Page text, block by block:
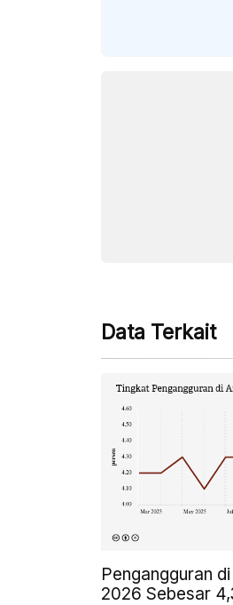
Data Terkait
Pengangguran
2026 Sebesar